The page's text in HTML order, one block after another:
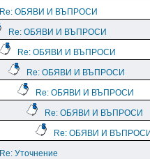
Re: ОБЯВИ И ВЪПРОСИ
Re: ОБЯВИ И ВЪПРОСИ
Re: ОБЯВИ И ВЪПРОСИ
Re: ОБЯВИ И ВЪПРОСИ
Re: ОБЯВИ И ВЪПРОСИ
Re: ОБЯВИ И ВЪПРОСИ
Re: ОБЯВИ И
Re: Уточнение